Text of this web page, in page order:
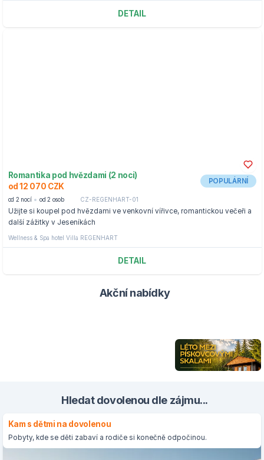
DETAIL
Romantika pod hvězdami (2 noci)
od 12 070 CZK
POPULÁRNÍ
od 2 nocí od 2 osob CZ-REGENHART-01
Užijte si koupel pod hvězdami ve venkovní vířivce, romantickou večeři a
další zážitky v Jeseníkách
Wellness & Spa hotel Villa REGENHART
DETAIL
Akční nabídky
Hledat dovolenou dle zájmu...
Kam s dětmi na dovolenou
Pobyty, kde se děti zabaví a rodiče si konečně odpočinou.